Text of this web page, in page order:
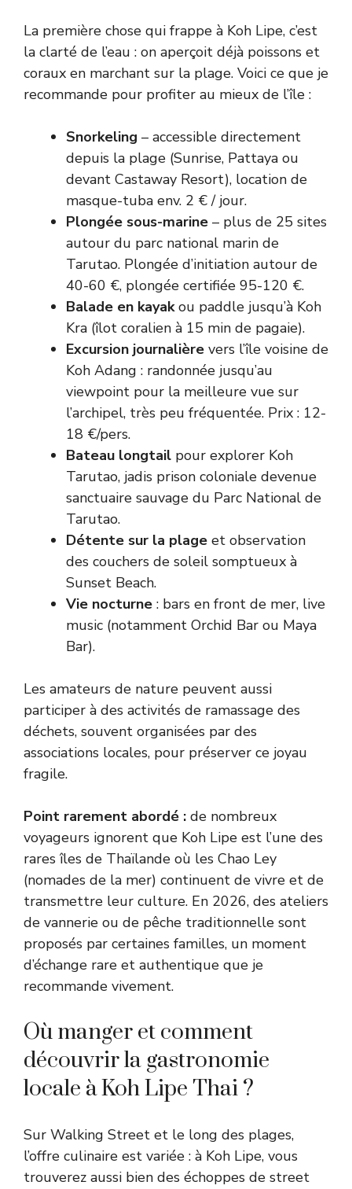
La première chose qui frappe à Koh Lipe, c’est
la clarté de l’eau : on aperçoit déjà poissons et
coraux en marchant sur la plage. Voici ce que je
recommande pour profiter au mieux de l’île :
Snorkeling – accessible directement
depuis la plage (Sunrise, Pattaya ou
devant Castaway Resort), location de
masque-tuba env. 2 € / jour.
Plongée sous-marine – plus de 25 sites
autour du parc national marin de
Tarutao. Plongée d’initiation autour de
40-60 €, plongée certifiée 95-120 €.
Balade en kayakou paddle jusqu’à Koh
Kra (îlot coralien à 15 min de pagaie).
Excursion journalière vers l’île voisine de
Koh Adang : randonnée jusqu’au
viewpoint pour la meilleure vue sur
l’archipel, très peu fréquentée. Prix : 12-
18 €/pers.
Bateau longtail pour explorer Koh
Tarutao, jadis prison coloniale devenue
sanctuaire sauvage du Parc National de
Tarutao.
Détente sur la plage et observation
des couchers de soleil somptueux à
Sunset Beach.
Vie nocturne : bars en front de mer, live
music (notamment Orchid Bar ou Maya
Bar).
Les amateurs de nature peuvent aussi
participer à des activités de ramassage des
déchets, souvent organisées par des
associations locales, pour préserver ce joyau
fragile.
Point rarement abordé : de nombreux
voyageurs ignorent que Koh Lipe est l’une des
rares îles de Thaïlande où les Chao Ley
(nomades de la mer) continuent de vivre et de
transmettre leur culture. En 2026, des ateliers
de vannerie ou de pêche traditionnelle sont
proposés par certaines familles, un moment
d’échange rare et authentique que je
recommande vivement.
Où manger et comment
découvrir la gastronomie
locale à Koh Lipe Thai ?
Sur Walking Street et le long des plages,
l’offre culinaire est variée : à Koh Lipe, vous
trouverez aussi bien des échoppes de street